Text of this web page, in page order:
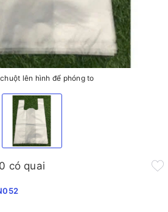
lên hình để phóng to
có quai